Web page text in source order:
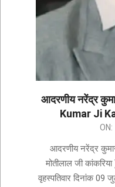
आदरणीय नरेंद्र
Kumar Ji
ON:
आदरणीय नरेंद्र
मोतीलाल जी
वृहस्पतिवार दिनांक 09